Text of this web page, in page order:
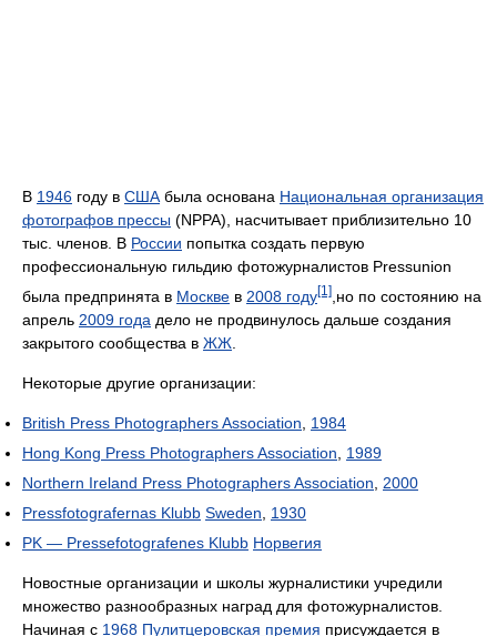
В 1946 году в СШАбыла основана Национальная организация
фотографов прессы (NPPA), насчитывает приблизительно 10
тыс. членов. В России попытка создать первую
профессиональную гильдию фотожурналистов Pressunion
была предпринята в Москве в 2008 году[1] ,но по состоянию на
апрель 2009 года дело не продвинулось дальше создания
закрытого сообщества в ЖЖ
Некоторые другие организации:
British Press Photographers Association
1984
Hong Kong Press Photographers Association
1989
Northern Ireland Press Photographers Association
2000
Pressfotografernas Klubb Sweden
1930
PK — Pressefotografenes Klubb Норвегия
Новостные организации и школы журналистики учредили
множество разнообразных наград для фотожурналистов.
Начиная с 1968 Пулитцеровская премия присуждается в